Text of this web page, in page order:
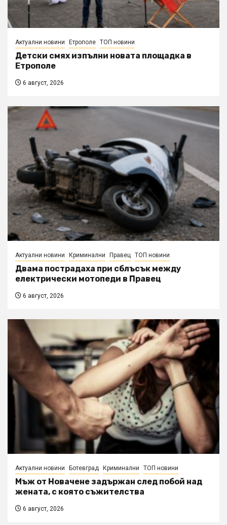
Актуални новини Етрополе ТОП новини
Детски смях изпълни новата площадка в
Етрополе
6 август, 2026
Актуални новини Криминални Правец ТОП новини
Двама пострадаха при сблъсък между
електрически мотопеди в Правец
6 август, 2026
Актуални новини Ботевград Криминални ТОП новини
Мъж от Новачене задържан след побой над
жената, с която съжителства
6 август, 2026